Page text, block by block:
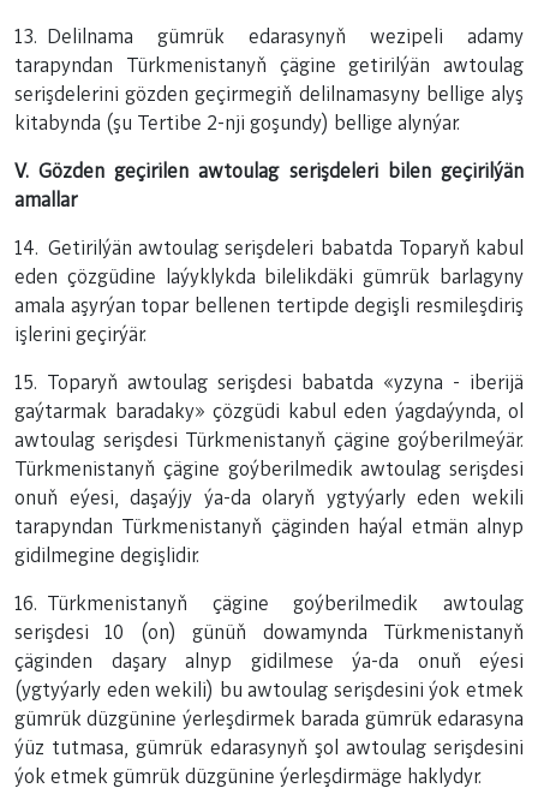
13. Delilnama gümrük edarasynyň wezipeli adamy
tarapyndan Türkmenistanyň çägine getirilýän awtoulag
serişdelerini gözden geçirmegiň delilnamasyny bellige alyş
kitabynda (şu Tertibe 2-nji goşundy) bellige alynýar.
V. Gözden geçirilen awtoulag serişdeleri bilen geçirilýän
amallar
14. Getirilýän awtoulag serişdeleri babatda Toparyň kabul
eden çözgüdine laýyklykda bilelikdäki gümrük barlagyny
amala aşyrýan topar bellenen tertipde degişli resmileşdiriş
işlerini geçirýär.
15. Toparyň awtoulag serişdesi babatda «yzyna - iberijä
gaýtarmak baradaky» çözgüdi kabul eden ýagdaýynda, ol
awtoulag serişdesi Türkmenistanyň çägine goýberilmeýär.
Türkmenistanyň çägine goýberilmedik awtoulag serişdesi
onuň eýesi, daşaýjy ýa-da olaryň ygtyýarly eden wekili
tarapyndan Türkmenistanyň çäginden haýal etmän alnyp
gidilmegine degişlidir.
16. Türkmenistanyň çägine goýberilmedik awtoulag
serişdesi 10 (on) günüň dowamynda Türkmenistanyň
çäginden daşary alnyp gidilmese ýa-da onuň eýesi
(ygtyýarly eden wekili) bu awtoulag serişdesini ýok etmek
gümrük düzgünine ýerleşdirmek barada gümrük edarasyna
ýüz tutmasa, gümrük edarasynyň şol awtoulag serişdesini
ýok etmek gümrük düzgünine ýerleşdirmäge haklydyr.